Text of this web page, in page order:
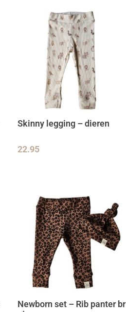
Skinny legging – dieren
22.95
Newborn set – Rib panter br